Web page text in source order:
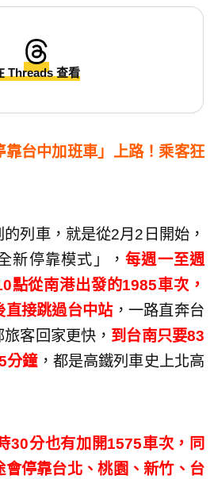
Threads 查看
靠台中加班車」上路！乘客狂
列車，就是從2月2日開始，
新停靠模式」， 每週一至週
點從南港出發的1985車次，
直接跳過台中站，一路直奔台
客回家更快， 到台南只要83
分鐘，都是高鐵列車史上北高
30分也有加開1575車次，同
停靠台北、桃園、新竹、台